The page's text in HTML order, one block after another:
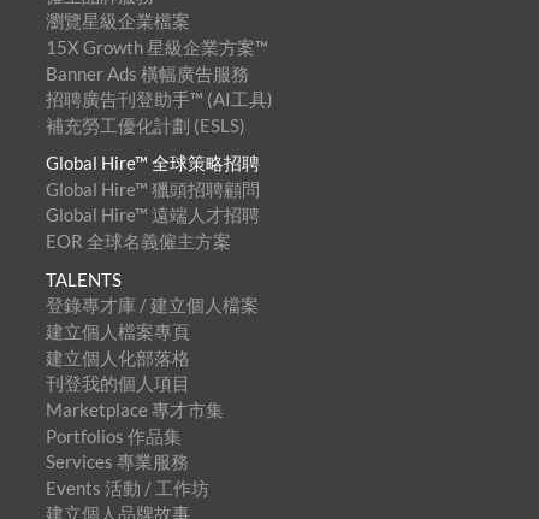
瀏覽星級企業檔案
15X Growth 星級企業方案™
Banner Ads 橫幅廣告服務
招聘廣告刊登助手™ (AI工具)
補充勞工優化計劃 (ESLS)
Global Hire™ 全球策略招聘
Global Hire™ 獵頭招聘顧問
Global Hire™ 遠端人才招聘
EOR 全球名義僱主方案
TALENTS
登錄專才庫 / 建立個人檔案
建立個人檔案專頁
建立個人化部落格
刊登我的個人項目
Marketplace 專才市集
Portfolios 作品集
Services 專業服務
Events 活動 / 工作坊
建立個人品牌故事